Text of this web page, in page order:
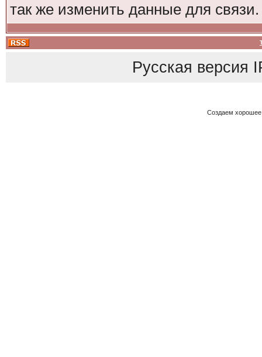
так же изменить данные для связи.
Русская версия
Создаем